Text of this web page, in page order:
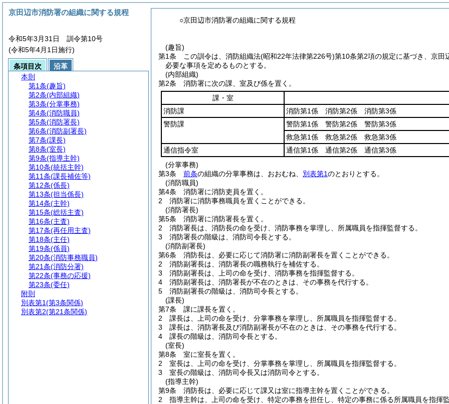
○京田辺市消防署の組織に関する規程
(趣旨)
第1条
この訓令は、消防組織法(昭和22年法律第226号)第10条第2項の規定に基づき、京田
必要な事項を定めるものとする。
(内部組織)
第2条
消防署に次の課、室及び係を置く。
課・室
消防課
消防第1係 消防第2係 消防第3係
警防課
警防第1係 警防第2係 警防第3係
救急第1係 救急第2係 救急第3係
通信指令室
通信第1係 通信第2係 通信第3係
(分掌事務)
第3条
前条の組織の分掌事務は、おおむね、 別表第1のとおりとする。
(消防職員)
第4条
消防署に消防吏員を置く。
2
消防署に消防事務職員を置くことができる。
(消防署長)
第5条
消防署に消防署長を置く。
2
消防署長は、消防長の命を受け、消防事務を掌理し、所属職員を指揮監督する。
3
消防署長の階級は、消防司令長とする。
(消防副署長)
第6条
消防長は、必要に応じて消防署に消防副署長を置くことができる。
2
消防副署長は、消防署長の職務執行を補佐する。
3
消防副署長は、上司の命を受け、消防事務を指揮監督する。
4
消防副署長は、消防署長が不在のときは、その事務を代行する。
5
消防副署長の階級は、消防司令長とする。
(課長)
第7条
課に課長を置く。
2
課長は、上司の命を受け、分掌事務を掌理し、所属職員を指揮監督する。
3
課長は、消防署長及び消防副署長が不在のときは、その事務を代行する。
4
課長の階級は、消防司令長とする。
(室長)
第8条
室に室長を置く。
2
室長は、上司の命を受け、分掌事務を掌理し、所属職員を指揮監督する。
3
室長の階級は、消防司令長又は消防司令とする。
(指導主幹)
第9条
消防長は、必要に応じて課又は室に指導主幹を置くことができる。
2
指導主幹は、上司の命を受け、特定の事務を担任し、特定の事務に係る所属職員を指揮監
京田辺市消防署の組織に関する規程
令和5年3月31日 訓令第10号
(令和5年4月1日施行)
条項目次
沿革
本則
第1条(趣旨)
第2条(内部組織)
第3条(分掌事務)
第4条(消防職員)
第5条(消防署長)
第6条(消防副署長)
第7条(課長)
第8条(室長)
第9条(指導主幹)
第10条(統括主幹)
第11条(課長補佐等)
第12条(係長)
第13条(担当係長)
第14条(主幹)
第15条(総括主査)
第16条(主査)
第17条(再任用主査)
第18条(主任)
第19条(係員)
第20条(消防事務職員)
第21条(消防分署)
第22条(事務の応援)
第23条(委任)
附則
別表第1(第3条関係)
別表第2(第21条関係)